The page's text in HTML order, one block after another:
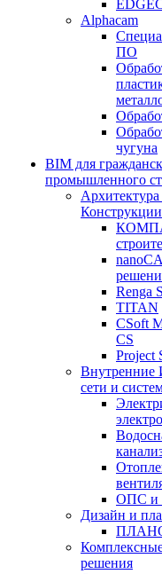
Alphacam
ПО
чугуна
BIM для
промышленного
Архитектура
Конструкции
Renga
TITAN
CSoft
CS
Project
Внутренние
сети и
ОПС и
Дизайн и
решения